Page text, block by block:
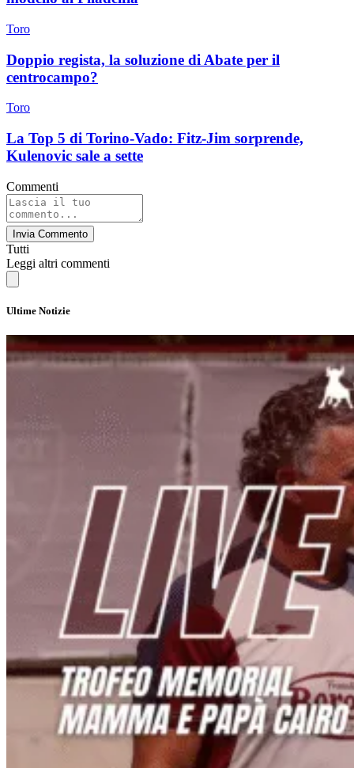
Toro
Doppio regista, la soluzione di Abate per il
centrocampo?
Toro
La Top 5 di Torino-Vado: Fitz-Jim sorprende,
Kulenovic sale a sette
Commenti
Invia Commento
Tutti
Leggi altri commenti
Ultime Notizie